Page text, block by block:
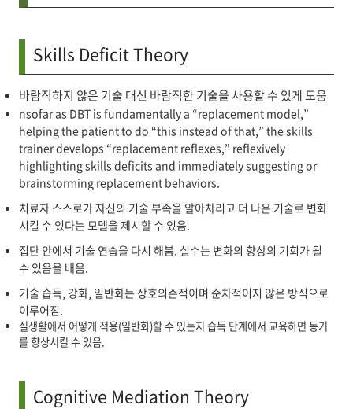
Skills Deficit Theory
바람직하지 않은 기술 대신 바람직한 기술을 사용할 수 있게 도움
nsofar as DBT is fundamentally a “replacement model,”
helping the patient to do “this instead of that,” the skills
trainer develops “replacement reflexes,” reflexively
highlighting skills deficits and immediately suggesting or
brainstorming replacement behaviors.
치료자 스스로가 자신의 기술 부족을 알아차리고 더 나은 기술로 변화
시킬 수 있다는 모델을 제시할 수 있음.
집단 안에서 기술 연습을 다시 해봄. 실수는 변화의 향상의 기회가 될
수 있음을 배움.
기술 습득, 강화, 일반화는 상호의존적이며 순차적이지 않은 방식으로
이루어짐.
실생활에서 어떻게 적용(일반화)할 수 있는지 습득 단계에서 교육하면 동기
를 향상시킬 수 있음.
Cognitive Mediation Theory